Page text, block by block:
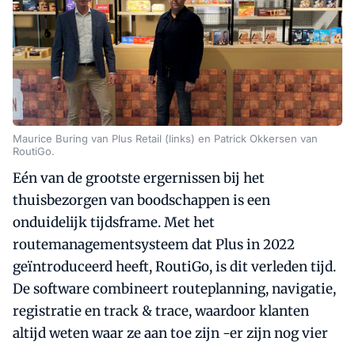
Maurice Buring van Plus Retail (links) en Patrick Okkersen van
RoutiGo.
Eén van de grootste ergernissen bij het
thuisbezorgen van boodschappen is een
onduidelijk tijdsframe. Met het
routemanagementsysteem dat Plus in 2022
geïntroduceerd heeft, RoutiGo, is dit verleden tijd.
De software combineert routeplanning, navigatie,
registratie en track & trace, waardoor klanten
altijd weten waar ze aan toe zijn -er zijn nog vier